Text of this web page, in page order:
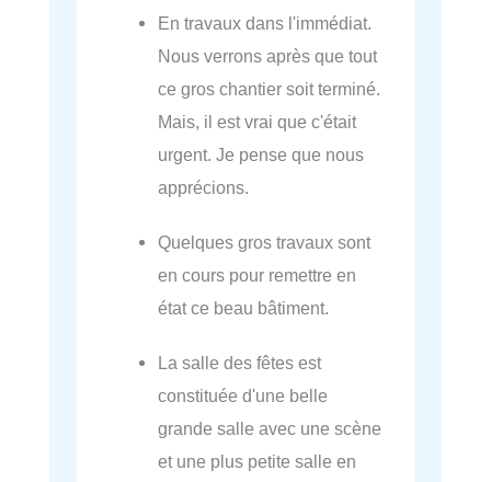
En travaux dans l'immédiat.
Nous verrons après que tout
ce gros chantier soit terminé.
Mais, il est vrai que c'était
urgent. Je pense que nous
apprécions.
Quelques gros travaux sont
en cours pour remettre en
état ce beau bâtiment.
La salle des fêtes est
constituée d'une belle
grande salle avec une scène
et une plus petite salle en